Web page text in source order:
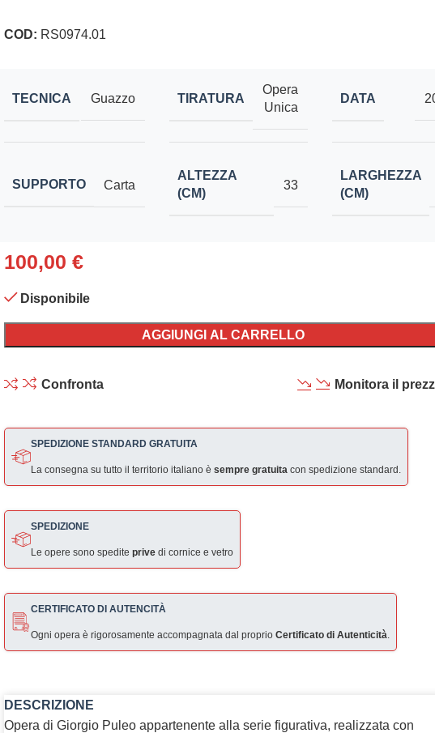
COD: RS0974.01
TECNICA Guazzo TIRATURA
Opera
Unica
DATA
SUPPORTO Carta
ALTEZZA
(CM)
33
LARGHEZZA
(CM)
100,00 €
Disponibile
AGGIUNGI AL CARRELLO
Confronta Monitora il
SPEDIZIONE STANDARD GRATUITA
La consegna su tutto il territorio italiano è sempre gratuita con spedizione standard.
SPEDIZIONE
Le opere sono spedite privedi cornice e vetro
CERTIFICATO DI AUTENCITÀ
Ogni opera è rigorosamente accompagnata dal proprio Certificato di Autenticità.
DESCRIZIONE
Opera di Giorgio Puleo appartenente alla serie figurativa, realizzata con